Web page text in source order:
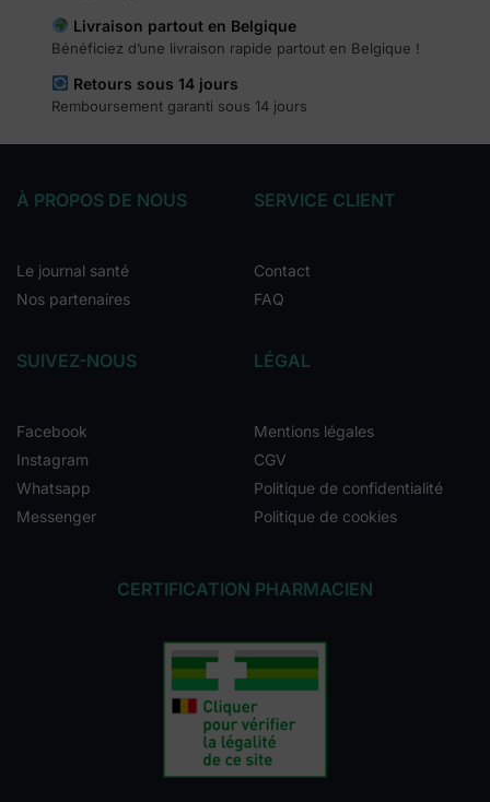
Livraison partout en Belgique
Bénéficiez d’une livraison rapide partout en Belgique !
Retours sous 14 jours
Remboursement garanti sous 14 jours
À PROPOS DE NOUS
Le journal santé
Nos partenaires
SERVICE CLIENT
Contact
FAQ
SUIVEZ-NOUS
Facebook
Instagram
Whatsapp
Messenger
LÉGAL
Mentions légales
CGV
Politique de confidentialité
Politique de cookies
CERTIFICATION PHARMACIEN